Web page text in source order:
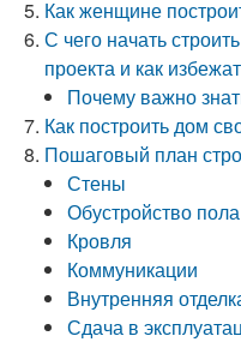
Как женщине
С чего начать
проекта и как
Почему важно
Как построить дом
Пошаговый план
Стены
Обустройство пола
Кровля
Коммуникации
Внутренняя
Сдача в